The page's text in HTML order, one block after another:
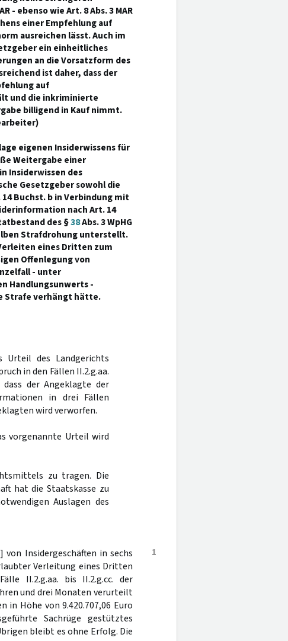
- ebenso wie Art. 8 Abs. 3 MAR
einer Empfehlung auf
ausreichen lässt. Auch im
ein einheitliches
an die Vorsatzform des
ist daher, dass der
auf
und die inkriminierte
billigend in Kauf nimmt.
eigenen Insiderwissens für
Weitergabe einer
Insiderwissen des
Gesetzgeber sowohl die
Buchst. b in Verbindung mit
nach Art. 14
des §38Abs. 3 WpHG
Strafdrohung unterstellt.
eines Dritten zum
Offenlegung von
- unter
Handlungsunwerts -
Strafe verhängt hätte.
Urteil des Landgerichts
in den Fällen II.2.g.aa.
der Angeklagte der
in drei Fällen
wird verworfen.
vorgenannte Urteil wird
zu tragen. Die
hat die Staatskasse zu
Auslagen des
1
Insidergeschäften in sechs
Verleitung eines Dritten
II.2.g.aa. bis II.2.g.cc. der
und drei Monaten verurteilt
in Höhe von 9.420.707,06 Euro
Sachrüge gestütztes
bleibt es ohne Erfolg. Die